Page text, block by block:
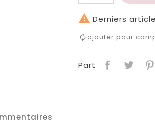
 Derniers
ajouter pour
Part